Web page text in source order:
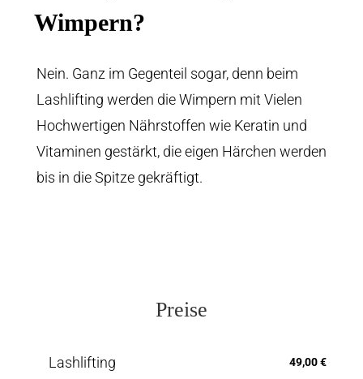
Wimpern?
Nein. Ganz im Gegenteil sogar, denn beim
Lashlifting werden die Wimpern mit Vielen
Hochwertigen Nährstoffen wie Keratin und
Vitaminen gestärkt, die eigen Härchen werden
bis in die Spitze gekräftigt.
Preise
Lashlifting 49,00 €